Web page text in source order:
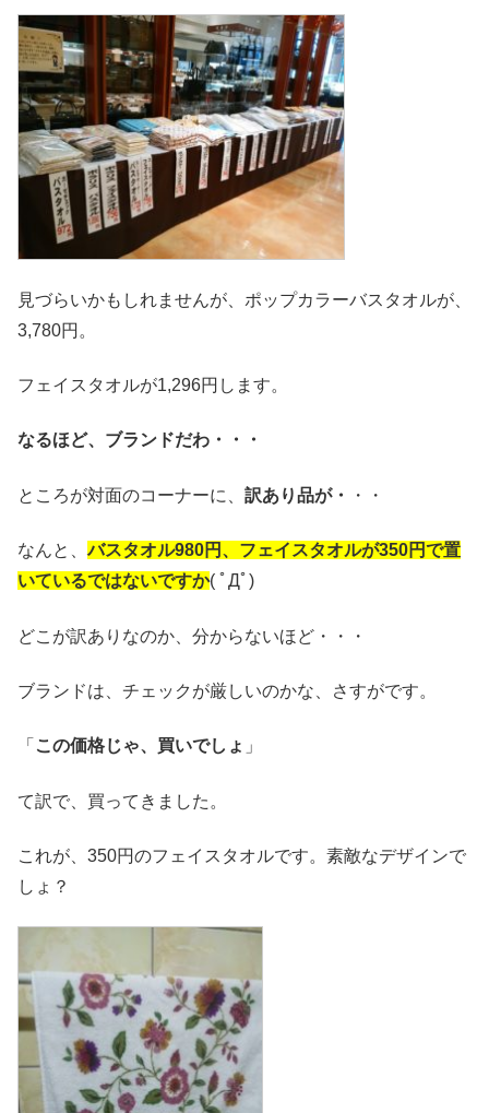
見づらいかもしれませんが、ポップカラーバスタオルが、
3,780円。
フェイスタオルが1,296円します。
なるほど、ブランドだわ・・・
ところが対面のコーナーに、 訳あり品が・ ・・
なんと、バスタオル980円、フェイスタオルが350円で置
いているではないですか( ﾟДﾟ)
どこが訳ありなのか、分からないほど・・・
ブランドは、チェックが厳しいのかな、さすがです。
「 この価格じゃ、買いでしょ 」
て訳で、買ってきました。
これが、350円のフェイスタオルです。素敵なデザインで
しょ？